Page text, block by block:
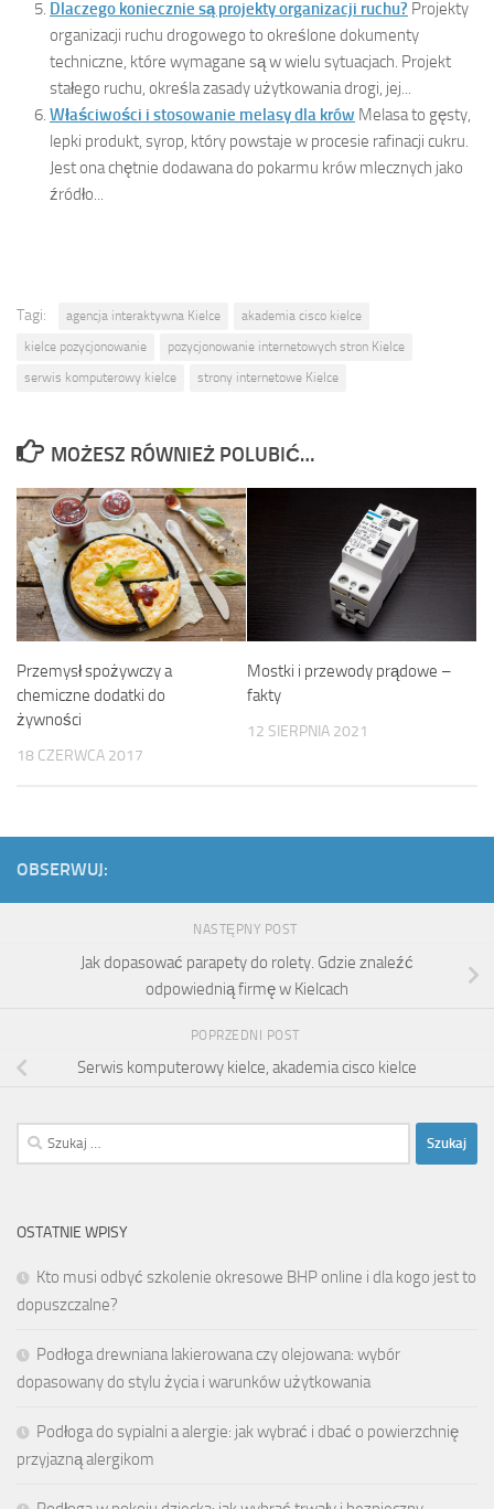
Dlaczego koniecznie są projekty organizacji ruchu? Projekty
organizacji ruchu drogowego to określone dokumenty
techniczne, które wymagane są w wielu sytuacjach. Projekt
stałego ruchu, określa zasady użytkowania drogi, jej...
Właściwości i stosowanie melasy dla krów Melasa to gęsty,
lepki produkt, syrop, który powstaje w procesie rafinacji cukru.
Jest ona chętnie dodawana do pokarmu krów mlecznych jako
źródło...
Tagi: agencja interaktywna Kielce
akademia cisco kielce
kielce pozycjonowanie
pozycjonowanie internetowych stron Kielce
serwis komputerowy kielce
strony internetowe Kielce
MOŻESZ RÓWNIEŻ POLUBIĆ…
Przemysł spożywczy a
chemiczne dodatki do
żywności
18 CZERWCA 2017
Mostki i przewody prądowe –
fakty
12 SIERPNIA 2021
OBSERWUJ:
NASTĘPNY POST
Jak dopasować parapety do rolety. Gdzie znaleźć
odpowiednią firmę w Kielcach
POPRZEDNI POST
Serwis komputerowy kielce, akademia cisco kielce
Szukaj:
OSTATNIE WPISY
Kto musi odbyć szkolenie okresowe BHP online i dla kogo jest to
dopuszczalne?
Podłoga drewniana lakierowana czy olejowana: wybór
dopasowany do stylu życia i warunków użytkowania
Podłoga do sypialni a alergie: jak wybrać i dbać o powierzchnię
przyjazną alergikom